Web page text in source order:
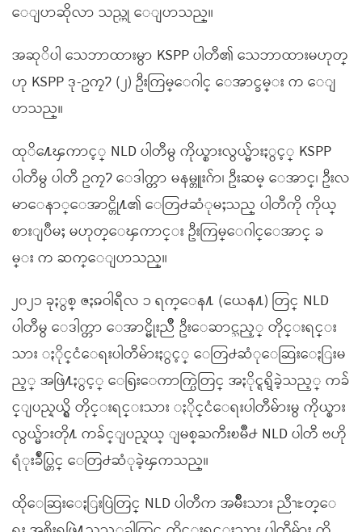
ေျပာဆိုလာ သည္ဟု ေျပာသည္။
အဆုိပါ သေဘာထားမွာ KSPP ပါတီ၏ သေဘာထားမဟုတ္
ဟု KSPP ဒု-ဥကၠ႒ (၂) ဦးကြမ္ေဂါင္ ေအာင္ခမ္း က ေျ
ပာသည္။
ထုိ႔ေၾကာင့္ NLD ပါတီမွ ကိုယ္စားလွယ္မ်ားႏွင့္ KSPP
ပါတီမွ ပါတီ ဥကၠ႒ ေဒါက္တာ မနမ္တူးဂ်ာ၊ ဦးဆမ္ ေအာင္၊ ဦးလ
မာေနာ္ေအာင္တို႔၏ ေတြ႕ဆံုမႈသည္ ပါတီကို ကိုယ္
စားျပဳမႈ မဟုတ္ေၾကာင္း ဦးကြမ္ေဂါင္ေအာင္ ခ
မ္း က ဆက္ေျပာသည္။
၂၀၂၁ ခုႏွစ္ ဇႏၷဝါရီလ ၁ ရက္ေန႔ (ယေန႔) တြင္ NLD
ပါတီမွ ေဒါက္တာ ေအာင္မိုးညိဳ ဦးေဆာင္သည့္ တိုင္းရင္း
သား ႏိုင္ငံေရးပါတီမ်ားႏွင့္ ေတြ႕ဆံုေဆြးေႏြးမ
ည့္ အဖြဲ႔ႏွင့္ ေရြးေကာက္ပြဲတြင္ အႏိုင္ရရွိခဲ့သည့္ ကခ်
င္ျပည္နယ္ရွိ တိုင္းရင္းသား ႏိုင္ငံေရးပါတီမ်ားမွ ကိုယ္စား
လွယ္မ်ားတို႔ ကခ်င္ျပည္နယ္ ျမစ္ႀကီးၿမိဳ႕ NLD ပါတီ ဗဟို
ရံုးခ်ဳပ္တြင္ ေတြ႕ဆံုခဲ့ၾကသည္။
ထိုေဆြးေႏြးပြဲတြင္ NLD ပါတီက အမ်ိဳးသား ညီၫႊတ္ေ